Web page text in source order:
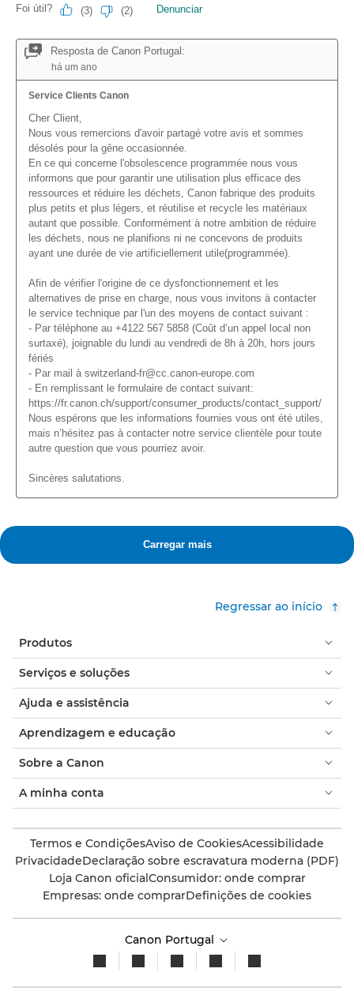
Regressar ao início
Produtos
Serviços e soluções
Ajuda e assistência
Aprendizagem e educação
Sobre a Canon
A minha conta
Termos e CondiçõesAviso de CookiesAcessibilidade
PrivacidadeDeclaração sobre escravatura moderna (PDF)
Loja Canon oficialConsumidor: onde comprar
Empresas: onde comprarDefinições de cookies
Canon Portugal